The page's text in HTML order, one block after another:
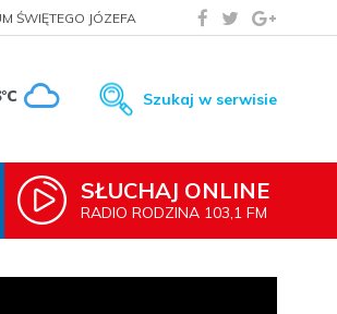
ŚWIĘTEGO JÓZEFA
Szukaj w serwisie
SŁUCHAJ ONLINE
RADIO RODZINA 103,1 FM